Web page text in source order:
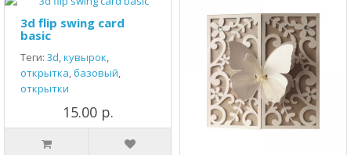
3d flip swing card
basic
Теги: 3d,кувырок,
открытка,базовый,
открытки
15.00 р.